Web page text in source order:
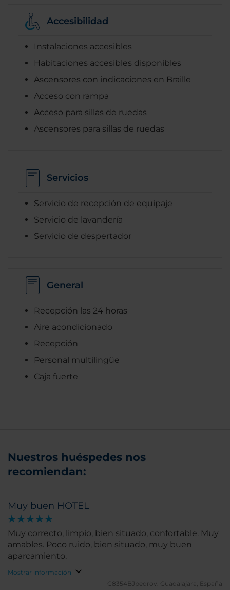
Accesibilidad
Instalaciones accesibles
Habitaciones accesibles disponibles
Ascensores con indicaciones en Braille
Acceso con rampa
Acceso para sillas de ruedas
Ascensores para sillas de ruedas
Servicios
Servicio de recepción de equipaje
Servicio de lavandería
Servicio de despertador
General
Recepción las 24 horas
Aire acondicionado
Recepción
Personal multilingüe
Caja fuerte
Nuestros huéspedes nos
recomiendan:
Muy buen HOTEL
Muy correcto, limpio, bien situado, confortable. Muy
amables. Poco ruido, bien situado, muy buen
aparcamiento.
Mostrar información
C8354BJpedrov. Guadalajara, España